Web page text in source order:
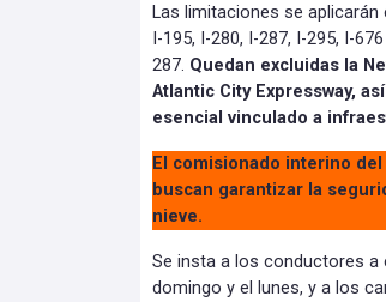
Las limitaciones se
I-195, I-280, I-287, I-295, I-
287. Quedan excluidas la
Atlantic City Expressway,
esencial vinculado a
El comisionado interino
buscan garantizar la
nieve.
Se insta a los conductores a
domingo y el lunes, y a los